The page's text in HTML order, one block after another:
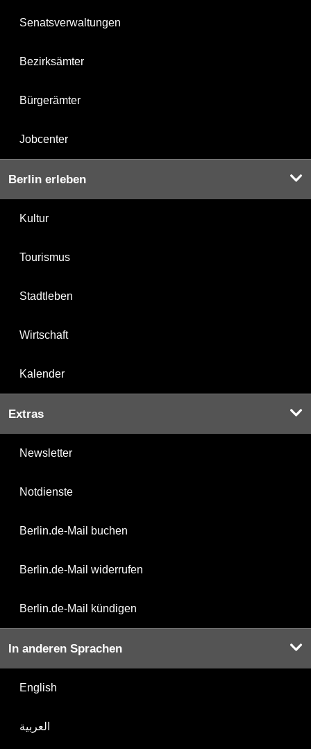
Senatsverwaltungen
Bezirksämter
Bürgerämter
Jobcenter
Berlin erleben
Kultur
Tourismus
Stadtleben
Wirtschaft
Kalender
Extras
Newsletter
Notdienste
Berlin.de-Mail buchen
Berlin.de-Mail widerrufen
Berlin.de-Mail kündigen
In anderen Sprachen
English
العربية